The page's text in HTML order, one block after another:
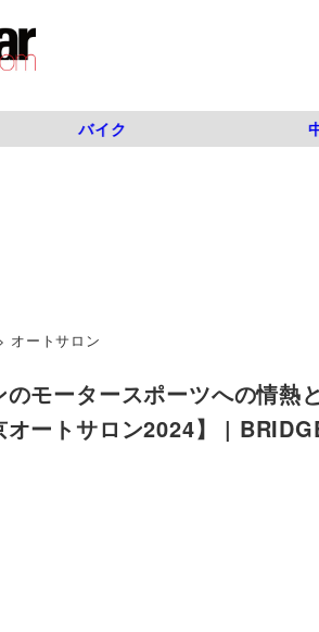
バイク
オートサロン
のモータースポーツへの情
オートサロン2024】 |